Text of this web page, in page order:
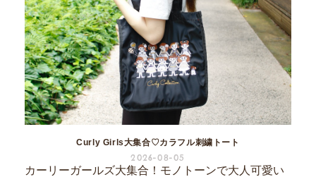
Curly Girls大集合♡カラフル刺繍トート
2026-08-05
カーリーガールズ大集合！モノトーンで大人可愛い